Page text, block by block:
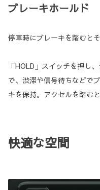
ブレーキホールド
停車時にブレーキを踏むとそ
「HOLD」スイッチを押し
で、渋滞や信号待ちなどで
キを保持。アクセルを踏む
快適な空間